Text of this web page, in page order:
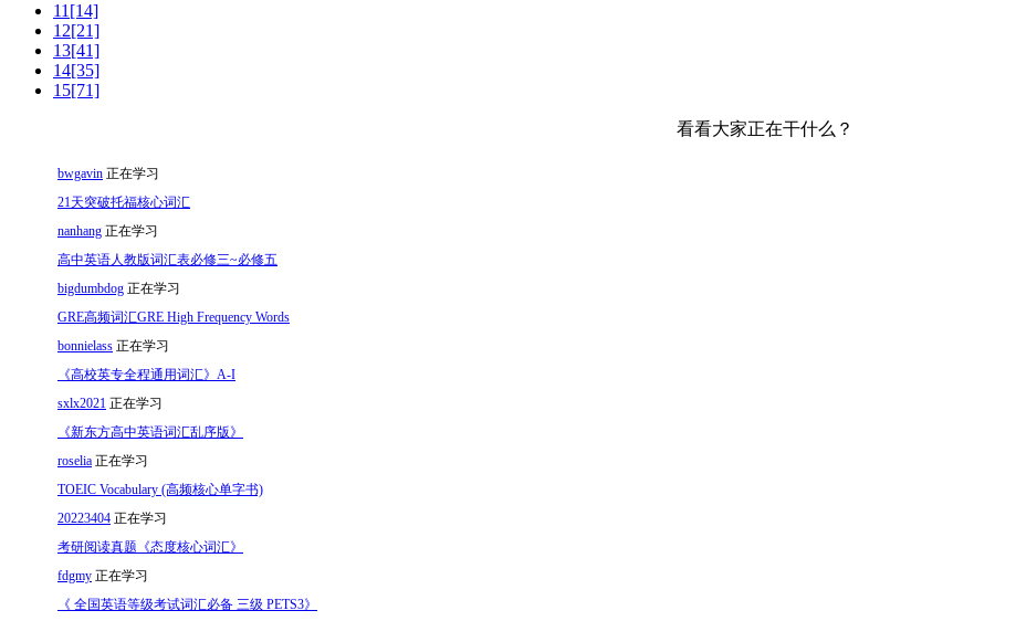
11[14]
12[21]
13[41]
14[35]
15[71]
看看大家正在干什么？
bwgavin 正在学习
21天突破托福核心词汇
nanhang 正在学习
高中英语人教版词汇表必修三~必修五
bigdumbdog 正在学习
GRE高频词汇GRE High Frequency Words
bonnielass 正在学习
《高校英专全程通用词汇》A-I
sxlx2021 正在学习
《新东方高中英语词汇乱序版》
roselia 正在学习
TOEIC Vocabulary (高频核心单字书)
20223404 正在学习
考研阅读真题《态度核心词汇》
fdgmy 正在学习
《 全国英语等级考试词汇必备 三级 PETS3》